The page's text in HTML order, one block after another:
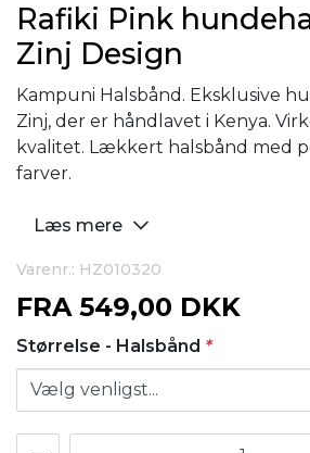
Rafiki Pink
Zinj Design
Kampuni Halsbånd. Eksklusive
Zinj, der er håndlavet i Kenya.
kvalitet. Lækkert halsbånd med
farver.
Læs mere
Varenr.: HZ010320
FRA 549,00 DKK
Størrelse - Halsbånd *